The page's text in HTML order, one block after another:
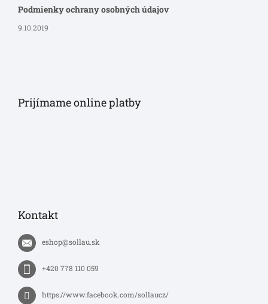
Podmienky ochrany osobných údajov
9.10.2019
Prijímame online platby
Kontakt
eshop@sollau.sk
+420 778 110 059
https://www.facebook.com/sollaucz/